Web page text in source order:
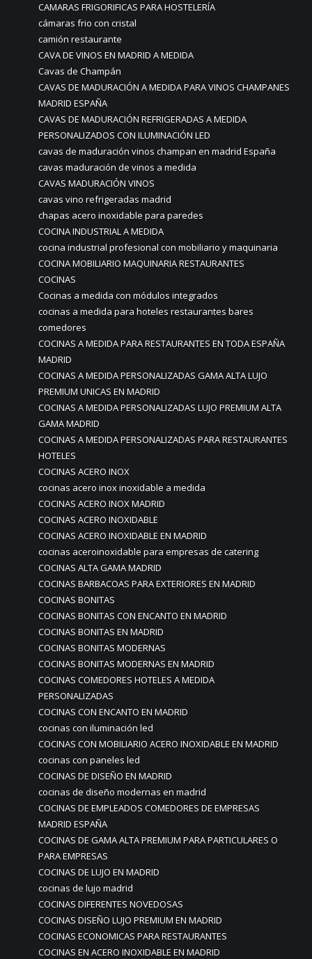
CAMARAS FRIGORIFICAS PARA HOSTELERÍA
cámaras frio con cristal
camión restaurante
CAVA DE VINOS EN MADRID A MEDIDA
Cavas de Champán
CAVAS DE MADURACIÓN A MEDIDA PARA VINOS CHAMPANES
MADRID ESPAÑA
CAVAS DE MADURACIÓN REFRIGERADAS A MEDIDA
PERSONALIZADOS CON ILUMINACIÓN LED
cavas de maduración vinos champan en madrid España
cavas maduración de vinos a medida
CAVAS MADURACIÓN VINOS
cavas vino refrigeradas madrid
chapas acero inoxidable para paredes
COCINA INDUSTRIAL A MEDIDA
cocina industrial profesional con mobiliario y maquinaria
COCINA MOBILIARIO MAQUINARIA RESTAURANTES
COCINAS
Cocinas a medida con módulos integrados
cocinas a medida para hoteles restaurantes bares
comedores
COCINAS A MEDIDA PARA RESTAURANTES EN TODA ESPAÑA
MADRID
COCINAS A MEDIDA PERSONALIZADAS GAMA ALTA LUJO
PREMIUM UNICAS EN MADRID
COCINAS A MEDIDA PERSONALIZADAS LUJO PREMIUM ALTA
GAMA MADRID
COCINAS A MEDIDA PERSONALIZADAS PARA RESTAURANTES
HOTELES
COCINAS ACERO INOX
cocinas acero inox inoxidable a medida
COCINAS ACERO INOX MADRID
COCINAS ACERO INOXIDABLE
COCINAS ACERO INOXIDABLE EN MADRID
cocinas aceroinoxidable para empresas de catering
COCINAS ALTA GAMA MADRID
COCINAS BARBACOAS PARA EXTERIORES EN MADRID
COCINAS BONITAS
COCINAS BONITAS CON ENCANTO EN MADRID
COCINAS BONITAS EN MADRID
COCINAS BONITAS MODERNAS
COCINAS BONITAS MODERNAS EN MADRID
COCINAS COMEDORES HOTELES A MEDIDA
PERSONALIZADAS
COCINAS CON ENCANTO EN MADRID
cocinas con iluminación led
COCINAS CON MOBILIARIO ACERO INOXIDABLE EN MADRID
cocinas con paneles led
COCINAS DE DISEÑO EN MADRID
cocinas de diseño modernas en madrid
COCINAS DE EMPLEADOS COMEDORES DE EMPRESAS
MADRID ESPAÑA
COCINAS DE GAMA ALTA PREMIUM PARA PARTICULARES O
PARA EMPRESAS
COCINAS DE LUJO EN MADRID
cocinas de lujo madrid
COCINAS DIFERENTES NOVEDOSAS
COCINAS DISEÑO LUJO PREMIUM EN MADRID
COCINAS ECONOMICAS PARA RESTAURANTES
COCINAS EN ACERO INOXIDABLE EN MADRID